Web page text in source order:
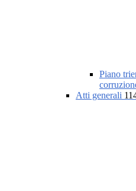
Piano
Atti generali